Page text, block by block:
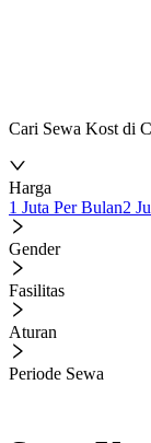
Cari Sewa Kost di
Harga
1 Juta Per Bulan2
Gender
Fasilitas
Aturan
Periode Sewa